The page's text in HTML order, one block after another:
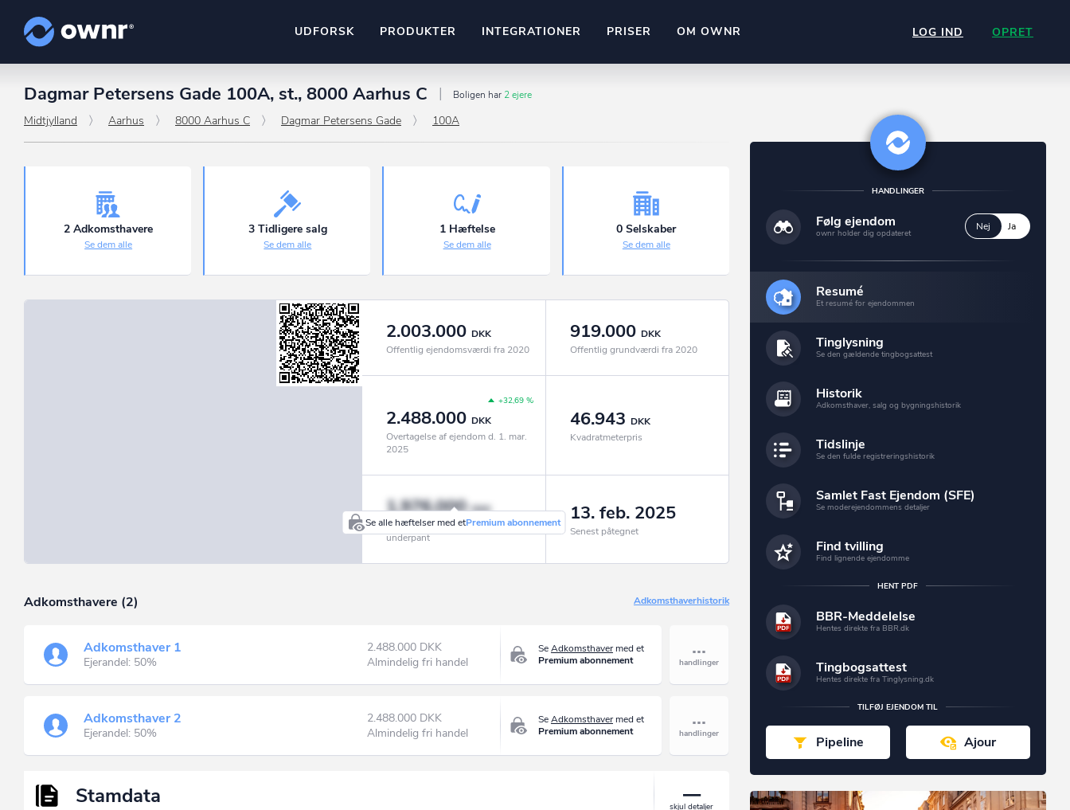
UDFORSK PRODUKTER
ownr Insights
Hold dig opdateret og compliant
ownr Pipeline
Sæt strøm til dit nysalg
Identificer salgsklare kundeemner
INTEGRATIONER
Pipedrive
Kun fantasien sætter grænsen
PRISER OM OWNR LOG IND OPRET
Dagmar Petersens Gade 100A, st., 8000 Aarhus C Boligen har 2 ejere
Midtjylland Aarhus 8000 Aarhus C Dagmar Petersens Gade 100A
2 Adkomsthavere
Se dem alle
3 Tidligere salg
Se dem alle
1 Hæftelse
Se dem alle
0 Selskaber
Se dem alle
2.003.000 DKK
Offentlig ejendomsværdi fra 2020
919.000 DKK
Offentlig grundværdi fra 2020
+32,69 %
2.488.000 DKK
Overtagelse af ejendom d. 1. mar.
2025
46.943 DKK
Kvadratmeterpris
1.976.000DKK
Se alle hæftelser med etPremium abonnement
Realkredit, pantebreve og
underpant
13. feb. 2025
Senest påtegnet
Adkomsthavere (2) Adkomsthaverhistorik
SeAdkomsthavermed et
Premium abonnement
Adkomsthaver 1
Ejerandel: 50%
2.488.000 DKK
Almindelig fri handel
SeAdkomsthavermed et
Premium abonnement
Adkomsthaver 2
Ejerandel: 50%
2.488.000 DKK
Almindelig fri handel
Stamdata
HANDLINGER
Følg ejendom
ownr holder dig opdateret
Nej Ja
Resumé
Et resumé for ejendommen
Tinglysning
Se den gældende tingbogsattest
Historik
Adkomsthaver, salg og bygningshistorik
Tidslinje
Se den fulde registreringshistorik
Samlet Fast Ejendom (SFE)
Se moderejendommens detaljer
Find tvilling
Find lignende ejendomme
HENT PDF
BBR-Meddelelse
Hentes direkte fra BBR.dk
Tingbogsattest
Hentes direkte fra Tinglysning.dk
TILFØJ EJENDOM TIL
Pipeline Ajour